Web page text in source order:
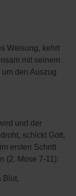
Weisung, kehrt
mit seinem
den Auszug
und der
schickt Gott,
ersten Schritt
(2. Mose 7-11):
Blut,